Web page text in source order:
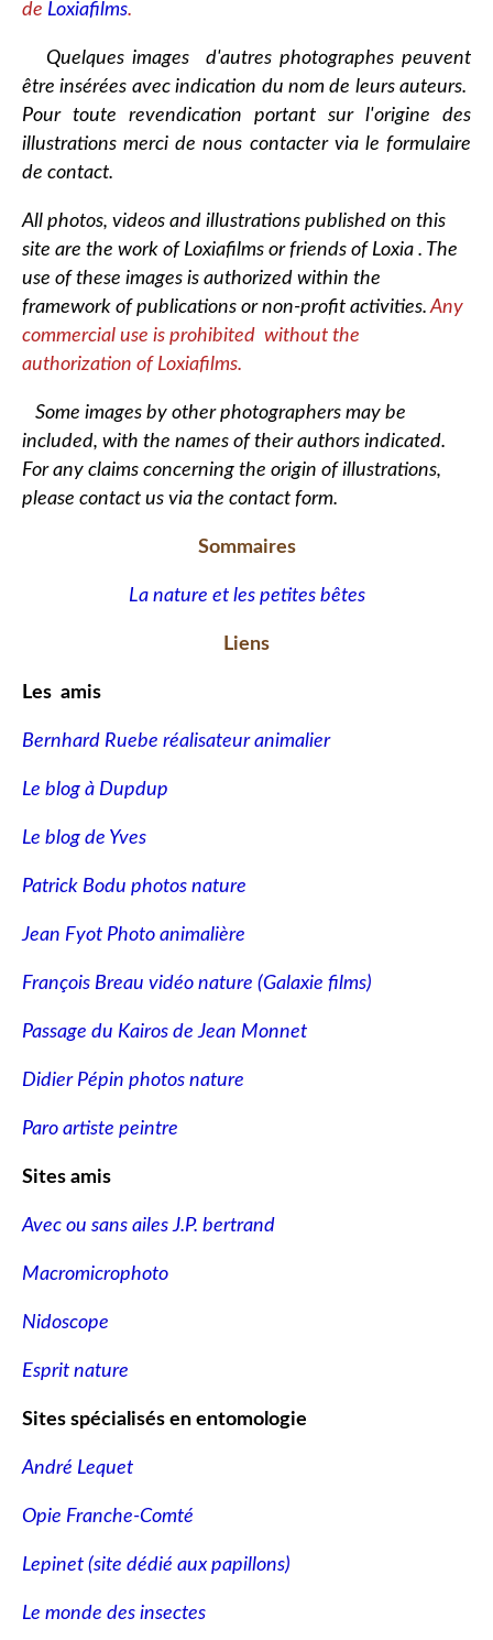
de Loxiafilms.
Quelques images d'autres photographes peuvent
être insérées avec indication du nom de leurs auteurs.
Pour toute revendication portant sur l'origine des
illustrations merci de nous contacter via le formulaire
de contact.
All photos, videos and illustrations published on this
site are the work of Loxiafilms or friends of Loxia . The
use of these images is authorized within the
framework of publications or non-profit activities.Any
commercial use is prohibited without the
authorization of Loxiafilms.
Some images by other photographers may be
included, with the names of their authors indicated.
For any claims concerning the origin of illustrations,
please contact us via the contact form.
Sommaires
La nature et les petites bêtes
Liens
Les amis
Bernhard Ruebe réalisateur animalier
Le blog à Dupdup
Le blog de Yves
Patrick Bodu photos nature
Jean Fyot Photo animalière
François Breau vidéo nature (Galaxie films)
Passage du Kairos de Jean Monnet
Didier Pépin photos nature
Paro artiste peintre
Sites amis
Avec ou sans ailes J.P. bertrand
Macromicrophoto
Nidoscope
Esprit nature
Sites spécialisés en entomologie
André Lequet
Opie Franche-Comté
Lepinet (site dédié aux papillons)
Le monde des insectes